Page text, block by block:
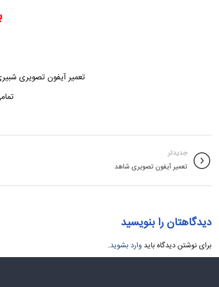
تعمیر آیفون تصویری
جدیدتر
تعمیر آیفون تصویری شاهد
دیدگاهتان را بنویسید
برای نوشتن دیدگاه باید وارد بشوید.